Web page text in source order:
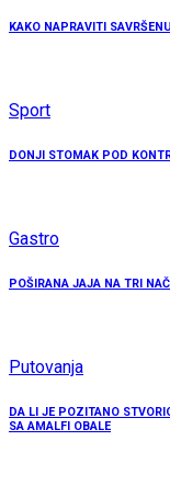
KAKO NAPRAVITI
Sport
DONJI STOMAK POD
Gastro
POŠIRANA JAJA NA TRI
Putovanja
DA LI JE POZITANO
SA AMALFI OBALE